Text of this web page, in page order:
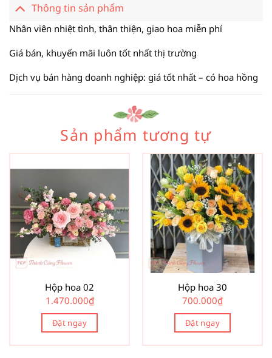
Thông tin sản phẩm
Nhân viên nhiệt tình, thân thiện, giao hoa miễn phí
Giá bán, khuyến mãi luôn tốt nhất thị trường
Dịch vụ bán hàng doanh nghiệp: giá tốt nhất – có hoa hồng
Sản phẩm tương tự
Hộp hoa 02
1.470.000₫
Đặt ngay
Hộp hoa 30
700.000₫
Đặt ngay